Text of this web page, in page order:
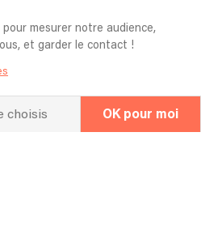
mesurer notre audience,
et garder le contact !
choisis OK pour moi